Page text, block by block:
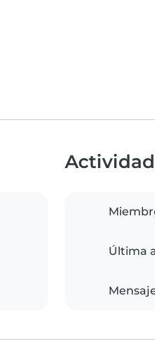
Actividad
Última